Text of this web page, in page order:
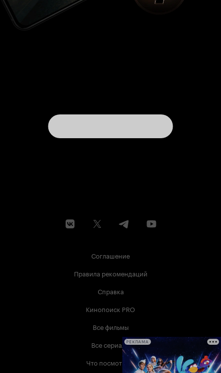
Соглашение
Правила рекомендаций
Справка
Кинопоиск PRO
Все фильмы
Все сериалы
Что посмотреть
РЕКЛАМА